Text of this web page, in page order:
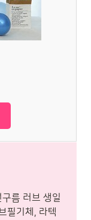
름 러브 생일
필기체, 라텍